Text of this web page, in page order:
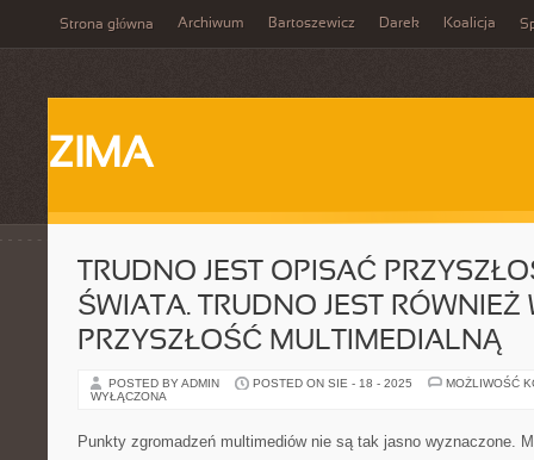
Strona główna Archiwum Bartoszewicz Darek Koalicja
ZIMA
TRUDNO JEST OPISAĆ
ŚWIATA. TRUDNO JEST RÓWNIEŻ
PRZYSZŁOŚĆ MULTIMEDIALNĄ
POSTED BY ADMIN POSTED ON SIE - 18 - 2025
MOŻLIWOŚĆ
WYŁĄCZONA
Punkty zgromadzeń multimediów nie są tak jasno wyznaczone.